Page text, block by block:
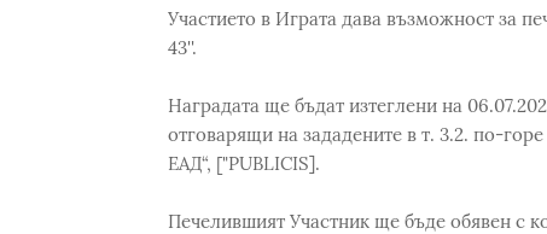
Участието в Играта дава възможност за
43''.
Наградата ще бъдат изтеглени на
отговарящи на зададените в т. 3.2. по-
ЕАД“, ["PUBLICIS].
Печелившият Участник ще бъде обявен с